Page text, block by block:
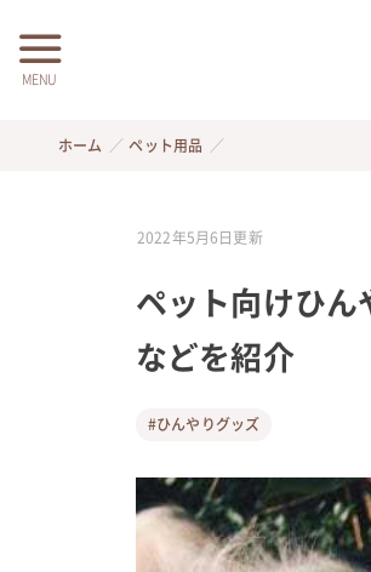
MENU
ホーム ペット用品
2022年5月6日更新
ペット向けひ
などを紹介
#ひんやりグッズ